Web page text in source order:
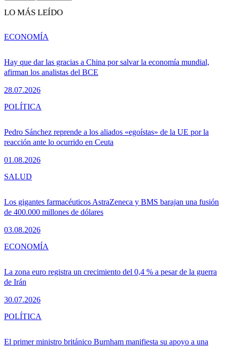
LO MÁS LEÍDO
Hay que dar las gracias a China por salvar la economía mundial,
afirman los analistas del BCE
28.07.2026
ECONOMÍA
Pedro Sánchez reprende a los aliados «egoístas» de la UE por la
reacción ante lo ocurrido en Ceuta
01.08.2026
POLÍTICA
Los gigantes farmacéuticos AstraZeneca y BMS barajan una fusión
de 400.000 millones de dólares
03.08.2026
SALUD
La zona euro registra un crecimiento del 0,4 % a pesar de la guerra
de Irán
30.07.2026
ECONOMÍA
El primer ministro británico Burnham manifiesta su apoyo a una
POLÍTICA